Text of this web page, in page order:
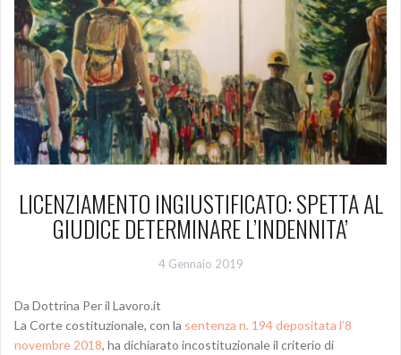
LICENZIAMENTO INGIUSTIFICATO: SPETTA AL
GIUDICE DETERMINARE L’INDENNITA’
4 Gennaio 2019
Da Dottrina Per il Lavoro.it
La Corte costituzionale, con la sentenza n. 194 depositata l’8
novembre 2018, ha dichiarato incostituzionale il criterio di